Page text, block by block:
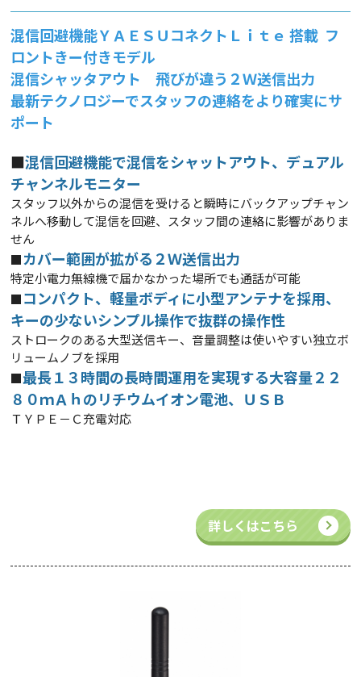
混信回避機能ＹＡＥＳＵコネクトＬｉｔｅ 搭載 フ
ロントきー付きモデル
混信シャッタアウト 飛びが違う２Ｗ送信出力
最新テクノロジーでスタッフの連絡をより確実にサ
ポート
■混信回避機能で混信をシャットアウト、デュアル
チャンネルモニター
スタッフ以外からの混信を受けると瞬時にバックアップチャン
ネルへ移動して混信を回避、スタッフ間の連絡に影響がありま
せん
■カバー範囲が拡がる２Ｗ送信出力
特定小電力無線機で届かなかった場所でも通話が可能
■コンパクト、軽量ボディに小型アンテナを採用、
キーの少ないシンプル操作で抜群の操作性
ストロークのある大型送信キー、音量調整は使いやすい独立ボ
リュームノブを採用
■最長１３時間の長時間運用を実現する大容量２２
８０ｍＡｈのリチウムイオン電池、ＵＳＢ
ＴＹＰＥ－Ｃ充電対応
詳しくはこちら